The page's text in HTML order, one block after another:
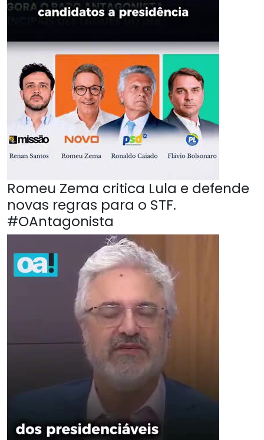
Romeu Zema critica Lula e defende
novas regras para o STF.
#OAntagonista